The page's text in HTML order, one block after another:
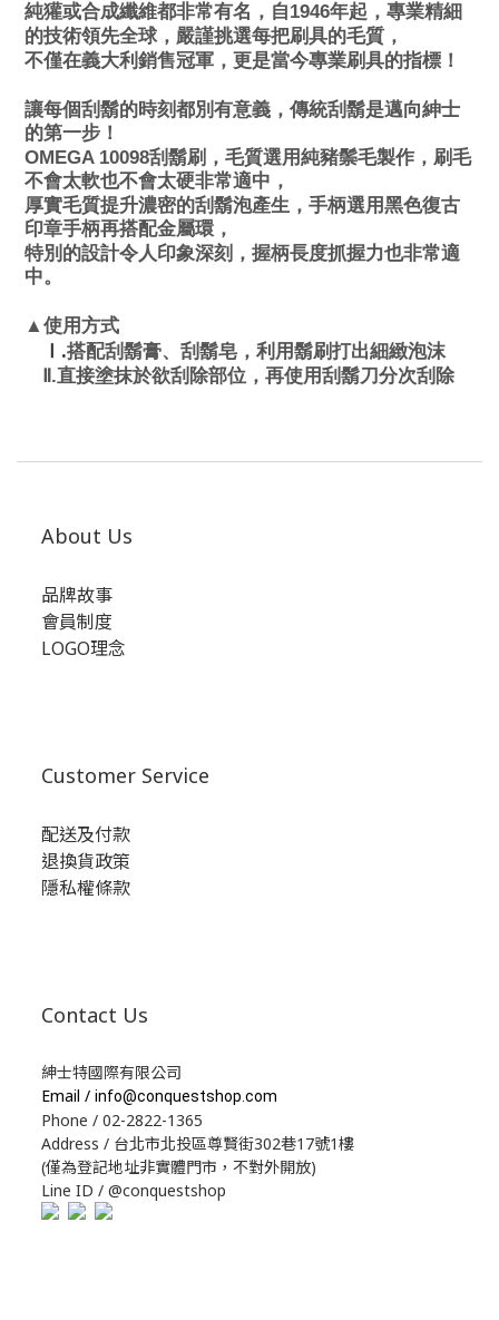
純獾或合成纖維都非常有名， 自1946年起，專業精細
的技術領先全球，嚴謹挑選每把刷具的毛質，
不僅在義大利銷售冠軍，更是當今專業刷具的指標！
讓每個刮鬍的時刻都別有意義，傳統刮鬍是邁向紳士
的第一步！
OMEGA 10098刮鬍刷，毛質選用純豬鬃毛製作，刷毛
不會太軟也不會太硬非常適中，
厚實毛質提升濃密的刮鬍泡產生，手柄選用黑色復古
印章手柄再搭配金屬環，
特別的設計令人印象深刻，握柄長度抓握力也非常適
中。
▲使用方式
.搭配刮鬍膏、刮鬍皂，利用鬍刷打出細緻泡沫
Ⅱ.直接塗抹於欲刮除部位，再使用刮鬍刀分次刮除
About Us
品牌故事
會員制度
LOGO理念
Customer Service
配送及付款
退換貨政策
隱私權條款
Contact Us
紳士特國際有限公司
Email / info@conquestshop.com
Phone / 02-2822-1365
Address / 台北市北投區尊賢街302巷17號1樓
(僅為登記地址非實體門市，不對外開放)
Line ID / @conquestshop